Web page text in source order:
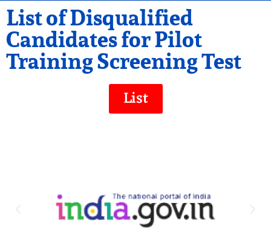
List of Disqualified
Candidates for Pilot
Training Screening Test
List